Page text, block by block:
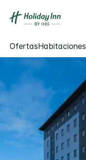
OfertasHabitaciones